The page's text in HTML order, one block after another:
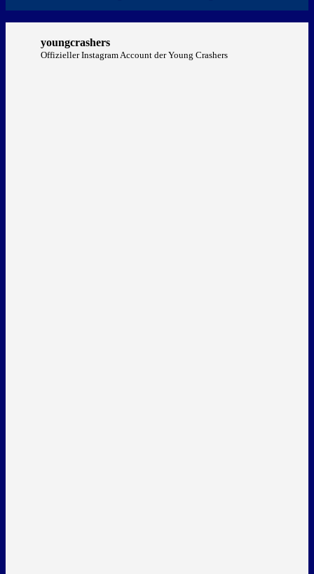
youngcrashers
Offizieller Instagram Account der Young Crashers